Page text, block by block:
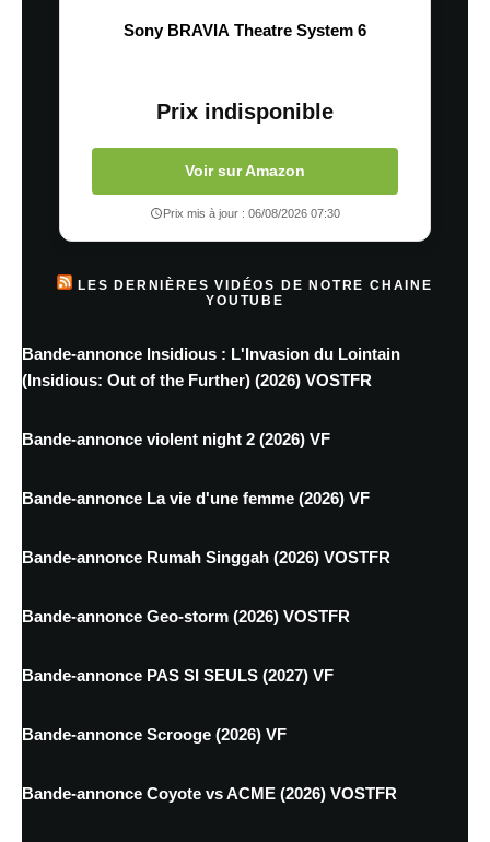
Sony BRAVIA Theatre System 6
Prix indisponible
Voir sur Amazon
Prix mis à jour : 06/08/2026 07:30
LES DERNIÈRES VIDÉOS DE NOTRE CHAINE
YOUTUBE
Bande-annonce Insidious : L'Invasion du Lointain
(Insidious: Out of the Further) (2026) VOSTFR
Bande-annonce violent night 2 (2026) VF
Bande-annonce La vie d'une femme (2026) VF
Bande-annonce Rumah Singgah (2026) VOSTFR
Bande-annonce Geo-storm (2026) VOSTFR
Bande-annonce PAS SI SEULS (2027) VF
Bande-annonce Scrooge (2026) VF
Bande-annonce Coyote vs ACME (2026) VOSTFR